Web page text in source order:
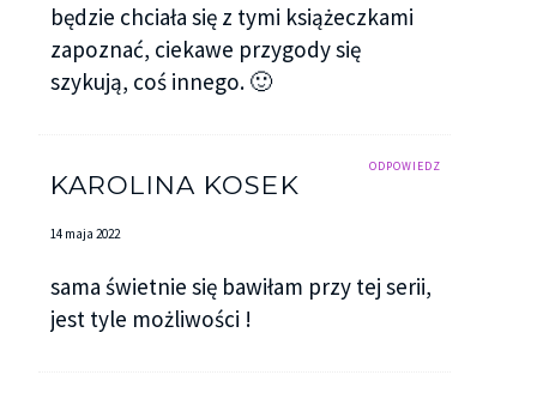
będzie chciała się z tymi książeczkami
zapoznać, ciekawe przygody się
szykują, coś innego. 🙂
ODPOWIEDZ
KAROLINA KOSEK
14 maja 2022
sama świetnie się bawiłam przy tej serii,
jest tyle możliwości !